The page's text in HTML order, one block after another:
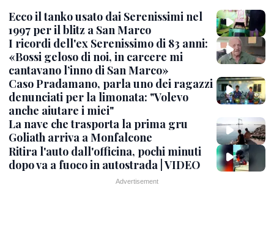
Ecco il tanko usato dai Serenissimi nel
1997 per il blitz a San Marco
I ricordi dell'ex Serenissimo di 83 anni:
«Bossi geloso di noi, in carcere mi
cantavano l’inno di San Marco»
Caso Pradamano, parla uno dei ragazzi
denunciati per la limonata: "Volevo
anche aiutare i miei"
La nave che trasporta la prima gru
Goliath arriva a Monfalcone
Ritira l'auto dall'officina, pochi minuti
dopo va a fuoco in autostrada | VIDEO